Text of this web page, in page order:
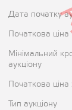
Дата початку
Початкова ціна
Мінімальний
аукціону
Початкова
Тип аукціону